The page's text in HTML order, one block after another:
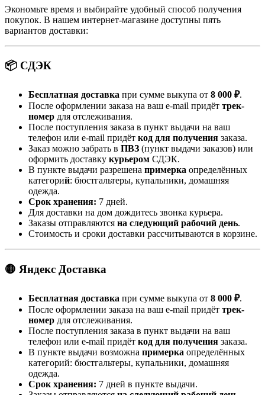
Экономьте время и выбирайте удобный способ получения
покупок. В нашем интернет-магазине доступны пять
вариантов доставки:
📦 СДЭК
Бесплатная доставка при сумме выкупа от 8 000 ₽.
После оформлении заказа на ваш e-mail придёт трек-
номер для отслеживания.
После поступления заказа в пункт выдачи на ваш
телефон или e-mail придёт код для получения заказа.
Заказ можно забрать в ПВЗ (пункт выдачи заказов) или
оформить доставку курьером СДЭК.
В пункте выдачи разрешена примерка определённых
категорий: бюстгальтеры, купальники, домашняя
одежда.
Срок хранения: 7 дней.
Для доставки на дом дождитесь звонка курьера.
Заказы отправляются на следующий рабочий день.
Стоимость и сроки доставки рассчитываются в корзине.
🟡 Яндекс Доставка
Бесплатная доставка при сумме выкупа от 8 000 ₽.
После оформлении заказа на ваш e-mail придёт трек-
номер для отслеживания.
После поступления заказа в пункт выдачи на ваш
телефон или e-mail придёт код для получения заказа.
В пункте выдачи возможна примерка определённых
категорий: бюстгальтеры, купальники, домашняя
одежда.
Срок хранения: 7 дней в пункте выдачи.